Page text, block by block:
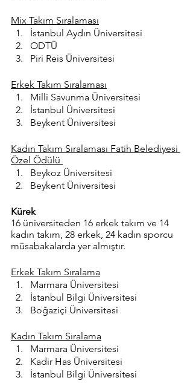
Mix Takım Sıralaması
İstanbul Aydın Üniversitesi
ODTÜ
Piri Reis Üniversitesi
Erkek Takım Sıralaması
Milli Savunma Üniversitesi
İstanbul Üniversitesi
Beykent Üniversitesi
Kadın Takım Sıralaması Fatih Belediyesi
Özel Ödülü
Beykoz Üniversitesi
Beykent Üniversitesi
Kürek
16 üniversiteden 16 erkek takım ve 14
kadın takım, 28 erkek, 24 kadın sporcu
müsabakalarda yer almıştır.
Erkek Takım Sıralama
Marmara Üniversitesi
İstanbul Bilgi Üniversitesi
Boğaziçi Üniversitesi
Kadın Takım Sıralama
Marmara Üniversitesi
Kadir Has Üniversitesi
İstanbul Bilgi Üniversitesi